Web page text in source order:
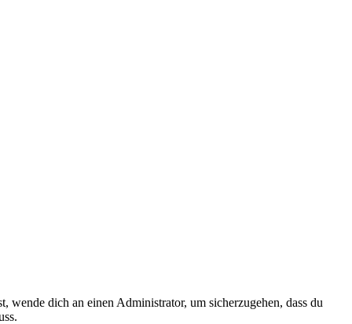
dich an einen Administrator, um sicherzugehen, dass du